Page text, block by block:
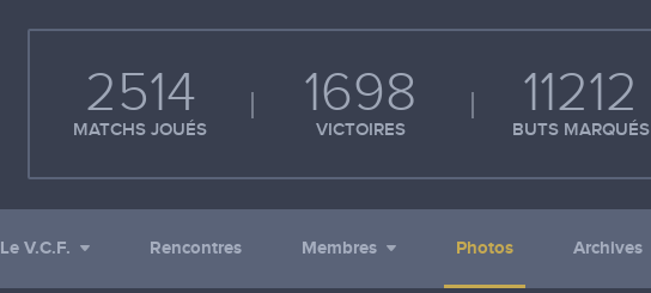
2514
MATCHS JOUÉS
1698
VICTOIRES
11212
BUTS MARQUÉS
Le V.C.F. Rencontres Membres Photos Archives